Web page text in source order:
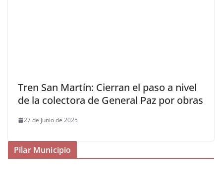
Tren San Martín: Cierran el paso a nivel
de la colectora de General Paz por obras
27 de junio de 2025
Pilar Municipio